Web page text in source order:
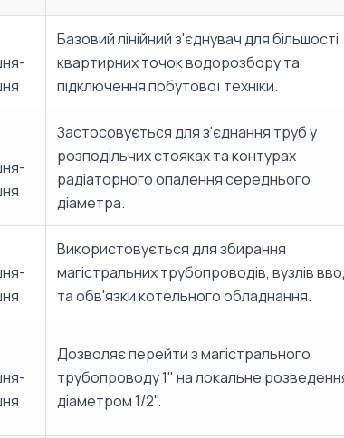
Базовий лінійний з'єднувач для більшості
квартирних точок водорозбору та
підключення побутової техніки.
Застосовується для з'єднання труб у
розподільчих стояках та контурах
радіаторного опалення середнього
діаметра.
Використовується для збирання
магістральних трубопроводів, вузлів
та обв'язки котельного обладнання.
Дозволяє перейти з магістрального
трубопроводу 1" на локальне
діаметром 1/2".